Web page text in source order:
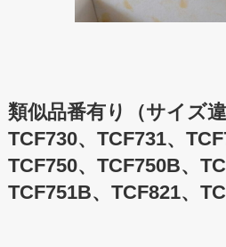
類似品番有り（サイズ
TCF730、TCF731、
TCF750、TCF750B、
TCF751B、TCF821、